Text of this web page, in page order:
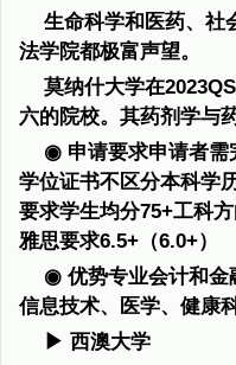
生命科学和医药、社
法学院都极富声望。
莫纳什大学在
六的院校。其药剂学与
◉ 申请要求申请者需
学位证书不区分本科学
要求学生均分75+工科
雅思要求6.5+（6.0+）
◉ 优势专业会计和金
信息技术、医学、健康
▶ 西澳大学